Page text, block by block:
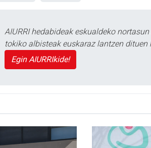
AIURRI hedabideak eskualdeko
tokiko albisteak euskaraz lantzen
Egin AIURRIkide!